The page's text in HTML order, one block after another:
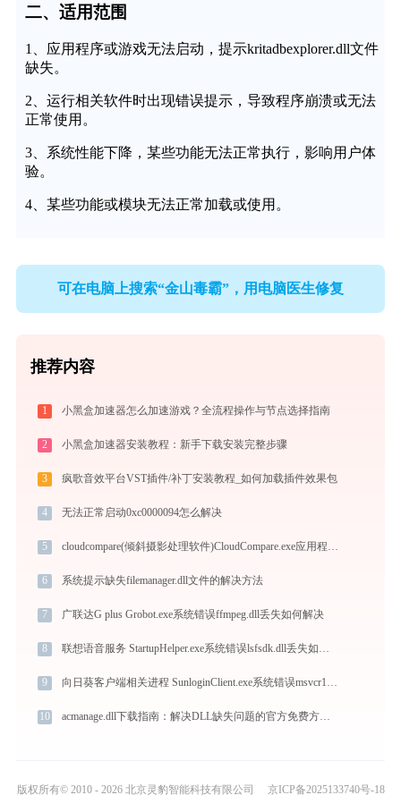
二、适用范围
1、应用程序或游戏无法启动，提示kritadbexplorer.dll文件
缺失。
2、运行相关软件时出现错误提示，导致程序崩溃或无法
正常使用。
3、系统性能下降，某些功能无法正常执行，影响用户体
验。
4、某些功能或模块无法正常加载或使用。
可在电脑上搜索“金山毒霸”，用电脑医生修复
推荐内容
1 小黑盒加速器怎么加速游戏？全流程操作与节点选择指南
2 小黑盒加速器安装教程：新手下载安装完整步骤
3 疯歌音效平台VST插件/补丁安装教程_如何加载插件效果包
4 无法正常启动0xc0000094怎么解决
5 cloudcompare(倾斜摄影处理软件)CloudCompare.exe应用程序错误0xc000007b解决方法
6 系统提示缺失filemanager.dll文件的解决方法
7 广联达G plus Grobot.exe系统错误ffmpeg.dll丢失如何解决
8 联想语音服务 StartupHelper.exe系统错误lsfsdk.dll丢失如何解决
9 向日葵客户端相关进程 SunloginClient.exe系统错误msvcr100.dll丢失如何解决
10 acmanage.dll下载指南：解决DLL缺失问题的官方免费方法（32/64位系统适用）
版权所有© 2010 - 2026 北京灵豹智能科技有限公司 京ICP备2025133740号-18